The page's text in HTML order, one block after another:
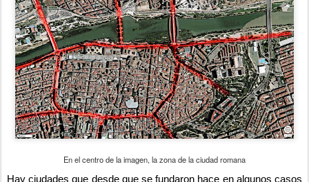
En el centro de la imagen, la zona de la ciudad romana
Hay ciudades que desde que se fundaron hace en algunos casos